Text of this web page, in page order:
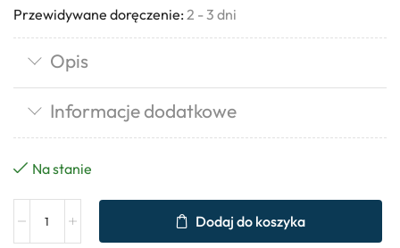
Przewidywane doręczenie: 2 - 3 dni
Opis
Informacje dodatkowe
Na stanie
Dodaj do koszyka